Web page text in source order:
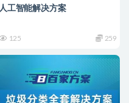
人工智能解决方案
125 259